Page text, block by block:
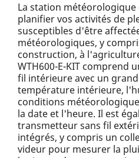
La station météorologique
planifier vos activités de
susceptibles d'être
météorologiques, y
construction, à
WTH600-E-KIT comprend
fil intérieure avec un
température intérieure,
conditions
la date et l'heure. Il est
transmetteur sans fil
intégrés, y compris un
videur pour mesurer la